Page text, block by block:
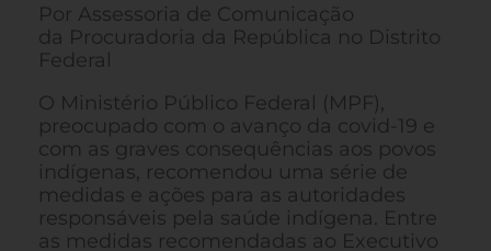
Por Assessoria de Comunicação
da Procuradoria da República no Distrito
Federal
O Ministério Público Federal (MPF),
preocupado com o avanço da covid-19 e
com as graves consequências aos povos
indígenas, recomendou uma série de
medidas e ações para as autoridades
responsáveis pela saúde indígena. Entre
as medidas recomendadas ao Executivo